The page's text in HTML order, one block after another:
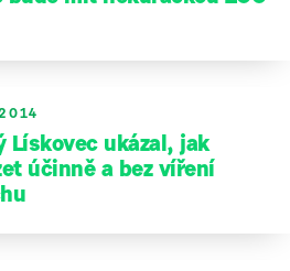
Lískovec ukázal, jak
účinně a bez víření